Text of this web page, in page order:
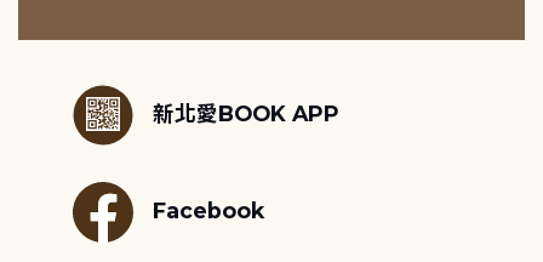
新北愛BOOK APP
Facebook